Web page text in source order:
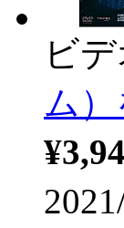
ビ
ム